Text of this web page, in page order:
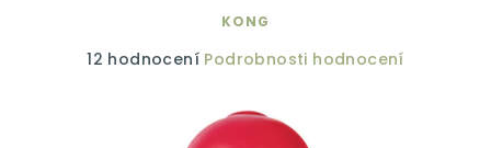
KONG
Průměrné
12 hodnocení Podrobnosti hodnocení